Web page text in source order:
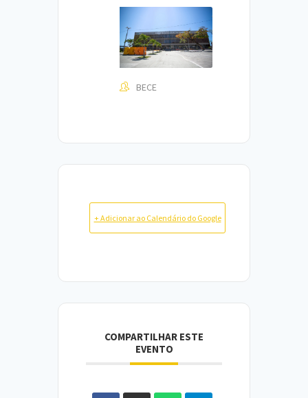
BECE
+ Adicionar ao Calendário do Google
COMPARTILHAR ESTE
EVENTO